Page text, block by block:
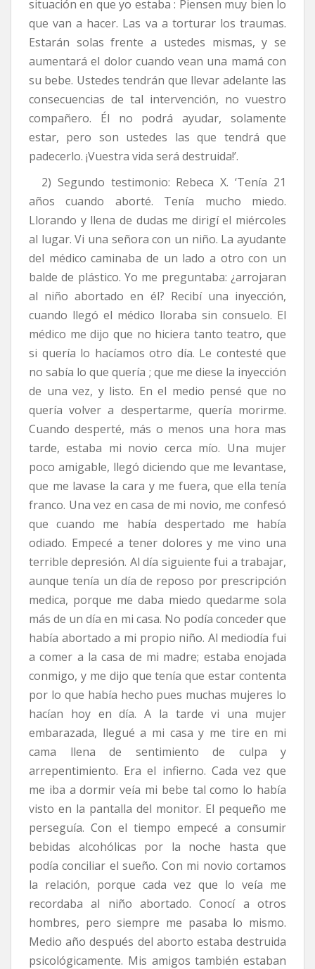
situación en que yo estaba : Piensen muy bien lo
que van a hacer. Las va a torturar los traumas.
Estarán solas frente a ustedes mismas, y se
aumentará el dolor cuando vean una mamá con
su bebe. Ustedes tendrán que llevar adelante las
consecuencias de tal intervención, no vuestro
compañero. Él no podrá ayudar, solamente
estar, pero son ustedes las que tendrá que
padecerlo. ¡Vuestra vida será destruida!’.
2) Segundo testimonio: Rebeca X. ‘Tenía 21
años cuando aborté. Tenía mucho miedo.
Llorando y llena de dudas me dirigí el miércoles
al lugar. Vi una señora con un niño. La ayudante
del médico caminaba de un lado a otro con un
balde de plástico. Yo me preguntaba: ¿arrojaran
al niño abortado en él? Recibí una inyección,
cuando llegó el médico lloraba sin consuelo. El
médico me dijo que no hiciera tanto teatro, que
si quería lo hacíamos otro día. Le contesté que
no sabía lo que quería ; que me diese la inyección
de una vez, y listo. En el medio pensé que no
quería volver a despertarme, quería morirme.
Cuando desperté, más o menos una hora mas
tarde, estaba mi novio cerca mío. Una mujer
poco amigable, llegó diciendo que me levantase,
que me lavase la cara y me fuera, que ella tenía
franco. Una vez en casa de mi novio, me confesó
que cuando me había despertado me había
odiado. Empecé a tener dolores y me vino una
terrible depresión. Al día siguiente fui a trabajar,
aunque tenía un día de reposo por prescripción
medica, porque me daba miedo quedarme sola
más de un día en mi casa. No podía conceder que
había abortado a mi propio niño. Al mediodía fui
a comer a la casa de mi madre; estaba enojada
conmigo, y me dijo que tenía que estar contenta
por lo que había hecho pues muchas mujeres lo
hacían hoy en día. A la tarde vi una mujer
embarazada, llegué a mi casa y me tire en mi
cama llena de sentimiento de culpa y
arrepentimiento. Era el infierno. Cada vez que
me iba a dormir veía mi bebe tal como lo había
visto en la pantalla del monitor. El pequeño me
perseguía. Con el tiempo empecé a consumir
bebidas alcohólicas por la noche hasta que
podía conciliar el sueño. Con mi novio cortamos
la relación, porque cada vez que lo veía me
recordaba al niño abortado. Conocí a otros
hombres, pero siempre me pasaba lo mismo.
Medio año después del aborto estaba destruida
psicológicamente. Mis amigos también estaban